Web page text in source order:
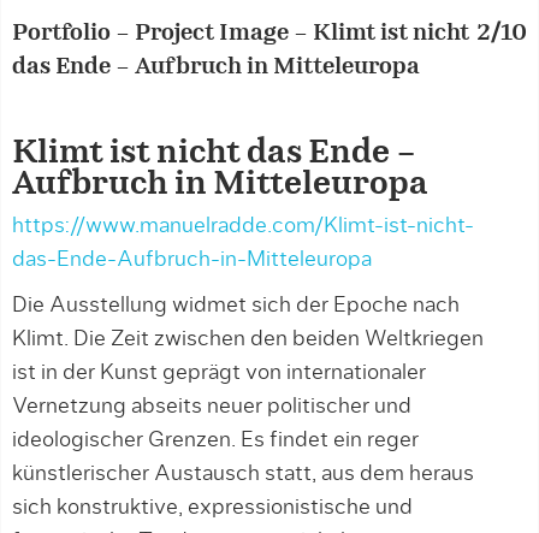
Portfolio – Project Image – Klimt ist nicht
das Ende – Aufbruch in Mitteleuropa
2/10
Klimt ist nicht das Ende –
Aufbruch in Mitteleuropa
https://www.manuelradde.com/Klimt-ist-nicht-
das-Ende-Aufbruch-in-Mitteleuropa
Die Ausstellung widmet sich der Epoche nach
Klimt. Die Zeit zwischen den beiden Weltkriegen
ist in der Kunst geprägt von internationaler
Vernetzung abseits neuer politischer und
ideologischer Grenzen. Es findet ein reger
künstlerischer Austausch statt, aus dem heraus
sich konstruktive, expressionistische und